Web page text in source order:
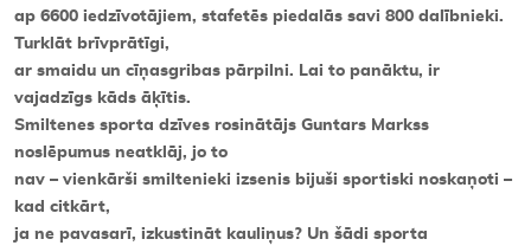
ap 6600 iedzīvotājiem, stafetēs piedalās savi 800 dalībnieki.
Turklāt brīvprātīgi,
ar smaidu un cīņasgribas pārpilni. Lai to panāktu, ir
vajadzīgs kāds āķītis.
Smiltenes sporta dzīves rosinātājs Guntars Markss
noslēpumus neatklāj, jo to
nav – vienkārši smiltenieki izsenis bijuši sportiski noskaņoti –
kad citkārt,
ja ne pavasarī, izkustināt kauliņus? Un šādi sporta